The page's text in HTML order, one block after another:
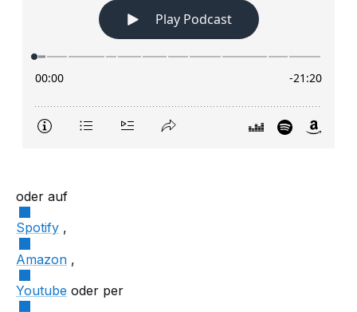
oder auf
Spotify ,
Amazon ,
Youtube oder per